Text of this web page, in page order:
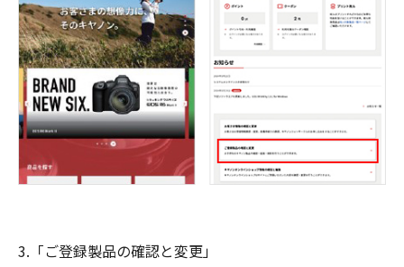
3.「ご登録製品の確認と変更」